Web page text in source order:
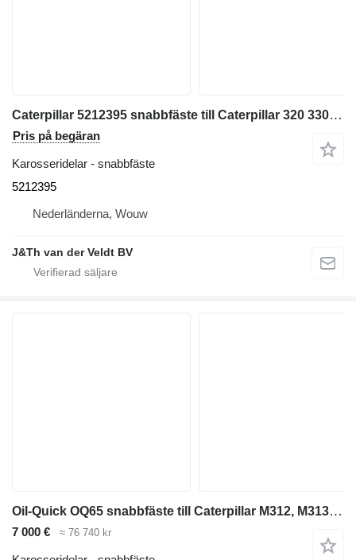
Caterpillar 5212395 snabbfäste till Caterpillar 320 330 313 323 333 315 326 M314 M315 311D 312D 314D 320E 312E 314E 324E 329E 330F 311F 313F 323F 315F 326F 312D2 313D2 320GC 313GC 313GX 315GC M313-07 M314-07 grävmaskin
Pris på begäran
Karosseridelar - snabbfäste
5212395
Nederländerna, Wouw
J&Th van der Veldt BV
Oil-Quick OQ65 snabbfäste till Caterpillar M312, M313C/D, M314F, M315/C/D/F grävmaskin
7 000 € ≈ 76 740 kr